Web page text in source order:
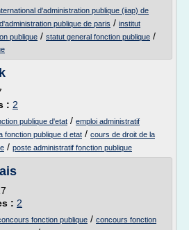
d'administration publique (iiap) de
publique de paris / institut
publique / statut general fonction publique /
: 2
publique d'etat / emploi administratif
fonction publique d etat / cours de droit de la
/ poste administratif fonction publique
: 2
fonction publique / concours fonction